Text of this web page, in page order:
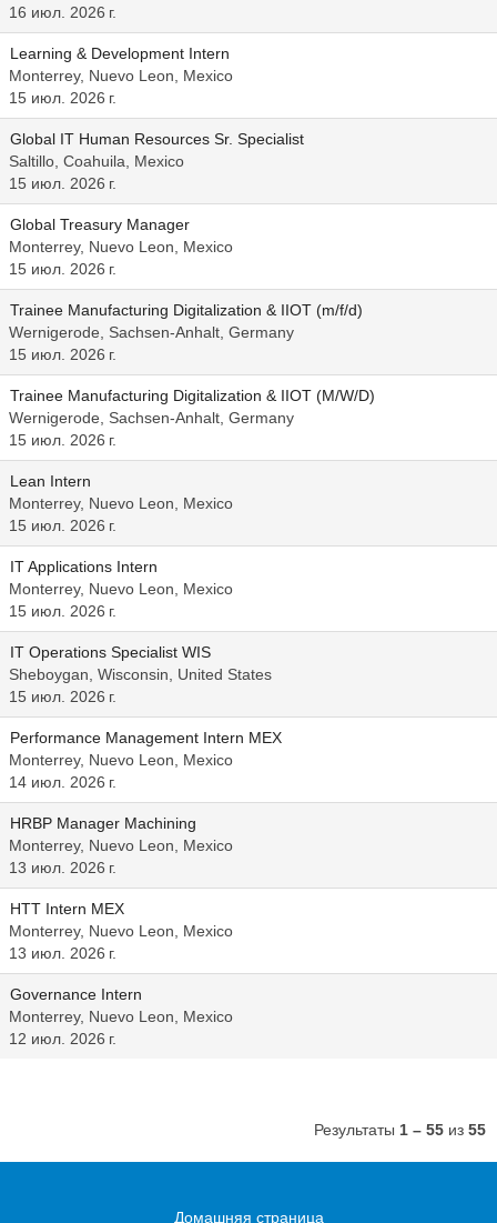
16 июл. 2026 г.
Learning & Development Intern
Monterrey, Nuevo Leon, Mexico
15 июл. 2026 г.
Global IT Human Resources Sr. Specialist
Saltillo, Coahuila, Mexico
15 июл. 2026 г.
Global Treasury Manager
Monterrey, Nuevo Leon, Mexico
15 июл. 2026 г.
Trainee Manufacturing Digitalization & IIOT (m/f/d)
Wernigerode, Sachsen-Anhalt, Germany
15 июл. 2026 г.
Trainee Manufacturing Digitalization & IIOT (M/W/D)
Wernigerode, Sachsen-Anhalt, Germany
15 июл. 2026 г.
Lean Intern
Monterrey, Nuevo Leon, Mexico
15 июл. 2026 г.
IT Applications Intern
Monterrey, Nuevo Leon, Mexico
15 июл. 2026 г.
IT Operations Specialist WIS
Sheboygan, Wisconsin, United States
15 июл. 2026 г.
Performance Management Intern MEX
Monterrey, Nuevo Leon, Mexico
14 июл. 2026 г.
HRBP Manager Machining
Monterrey, Nuevo Leon, Mexico
13 июл. 2026 г.
HTT Intern MEX
Monterrey, Nuevo Leon, Mexico
13 июл. 2026 г.
Governance Intern
Monterrey, Nuevo Leon, Mexico
12 июл. 2026 г.
Результаты 1 – 55 из 55
Домашняя страница